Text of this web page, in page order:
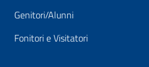
Genitori/Alunni
Fonitori e Visitatori